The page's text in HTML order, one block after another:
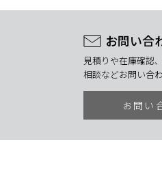
お問い合
見積りや在庫確認
相談などお問い合
お問い